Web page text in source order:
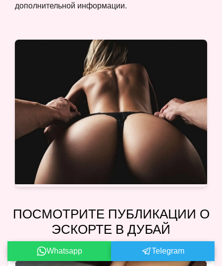
дополнительной информации.
ПОСМОТРИТЕ ПУБЛИКАЦИИ О
ЭСКОРТЕ В ДУБАЙ
Whatsapp Telegram